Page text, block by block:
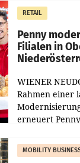
gemacht und die
übertroffen.
RETAIL
Penny
Filialen in
WIENER
Rahmen einer
erneuert
Die beiden
Haag sowie im
MOBILITY